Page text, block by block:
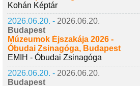
Kohán Képtár
2026.06.20. - 2026.06.20.
Budapest
Múzeumok Éjszakája 2026 -
Óbudai Zsinagóga, Budapest
EMIH - Óbudai Zsinagóga
2026.06.20. - 2026.06.20.
Budapest